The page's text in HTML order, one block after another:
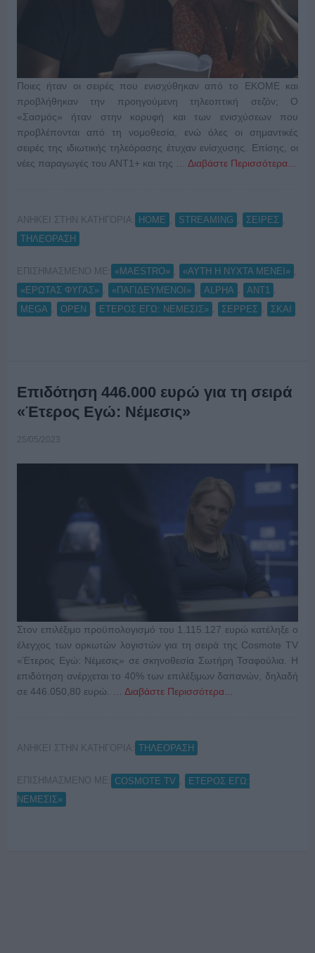
Ποιες ήταν οι σειρές που ενισχύθηκαν από το ΕΚΟΜΕ και
προβλήθηκαν την προηγούμενη τηλεοπτική σεζόν; Ο
«Σασμός» ήταν στην κορυφή και των ενισχύσεων που
προβλέπονται από τη νομοθεσία, ενώ όλες οι σημαντικές
σειρές της ιδιωτικής τηλεόρασης έτυχαν ενίσχυσης. Επίσης, οι
νέες παραγωγές του ΑΝΤ1+ και της … Διαβάστε Περισσότερα...
ΑΝΗΚΕΙ ΣΤΗΝ ΚΑΤΗΓΟΡΙΑ: HOME STREAMING ΣΕΙΡΕΣ
ΤΗΛΕΟΡΑΣΗ
ΕΠΙΣΗΜΑΣΜΕΝΟ ΜΕ: «MAESTRO» «ΑΥΤΗ Η ΝΥΧΤΑ ΜΕΝΕΙ»
«ΕΡΩΤΑΣ ΦΥΓΑΣ»
«ΠΑΓΙΔΕΥΜΕΝΟΙ» ALPHA ANT1
MEGA
OPEN ΕΤΕΡΟΣ ΕΓΩ: ΝΕΜΕΣΙΣ» ΣΕΡΡΕΣ ΣΚΑΙ
Επιδότηση 446.000 ευρώ για τη σειρά
«Έτερος Εγώ: Νέμεσις»
25/05/2023
Στον επιλέξιμο προϋπολογισμό του 1.115.127 ευρώ κατέληξε ο
έλεγχος των ορκωτών λογιστών για τη σειρά της Cosmote TV
«Έτερος Εγώ: Νέμεσις» σε σκηνοθεσία Σωτήρη Τσαφούλια. Η
επιδότηση ανέρχεται το 40% των επιλέξιμων δαπανών, δηλαδή
σε 446.050,80 ευρώ. … Διαβάστε Περισσότερα...
ΑΝΗΚΕΙ ΣΤΗΝ ΚΑΤΗΓΟΡΙΑ: ΤΗΛΕΟΡΑΣΗ
ΕΠΙΣΗΜΑΣΜΕΝΟ ΜΕ: COSMOTE TV
ΕΤΕΡΟΣ ΕΓΩ:
ΝΕΜΕΣΙΣ»